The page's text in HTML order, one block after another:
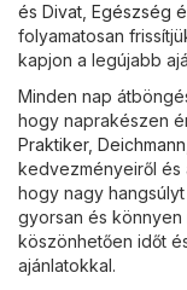
és Divat Egészség
folyamatosan
kapjon a legújabb
Minden nap
hogy naprakészen
Praktiker, Deichmann
kedvezményeiről és
hogy nagy
gyorsan és könnyen
köszönhetően időt
ajánlatokkal.